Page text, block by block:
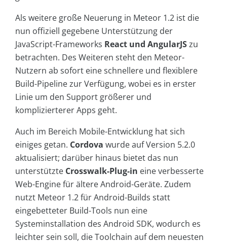
Als weitere große Neuerung in Meteor 1.2 ist die
nun offiziell gegebene Unterstützung der
JavaScript-Frameworks React und AngularJSzu
betrachten. Des Weiteren steht den Meteor-
Nutzern ab sofort eine schnellere und flexiblere
Build-Pipeline zur Verfügung, wobei es in erster
Linie um den Support größerer und
komplizierterer Apps geht.
Auch im Bereich Mobile-Entwicklung hat sich
einiges getan. Cordova wurde auf Version 5.2.0
aktualisiert; darüber hinaus bietet das nun
unterstützte Crosswalk-Plug-in eine verbesserte
Web-Engine für ältere Android-Geräte. Zudem
nutzt Meteor 1.2 für Android-Builds statt
eingebetteter Build-Tools nun eine
Systeminstallation des Android SDK, wodurch es
leichter sein soll, die Toolchain auf dem neuesten